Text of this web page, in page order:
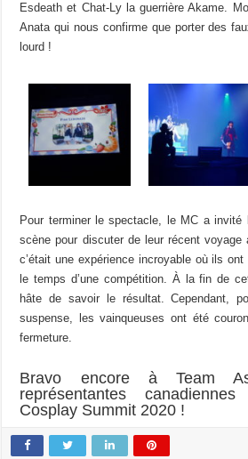
Esdeath et Chat-Ly la guerrière Akame.
Anata qui nous confirme que porter des
lourd !
Pour terminer le spectacle, le MC a invité
scène pour discuter de leur récent voyage
c’était une expérience incroyable où ils
le temps d’une compétition. À la fin de
hâte de savoir le résultat. Cependant,
suspense, les vainqueuses ont été
fermeture.
Bravo encore à Team
représentantes
Cosplay Summit 2020 !